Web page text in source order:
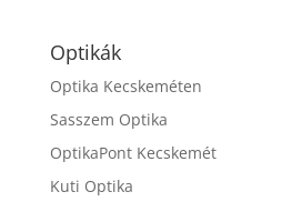
Optikák
Optika Kecskeméten
Sasszem Optika
OptikaPont Kecskemét
Kuti Optika